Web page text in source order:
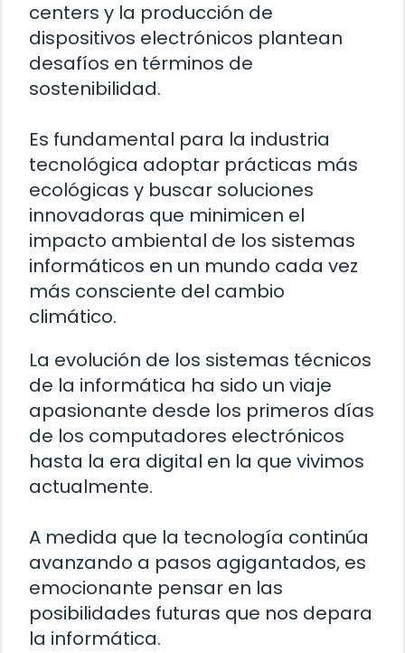
centers y la producción de
dispositivos electrónicos plantean
desafíos en términos de
sostenibilidad.
Es fundamental para la industria
tecnológica adoptar prácticas más
ecológicas y buscar soluciones
innovadoras que minimicen el
impacto ambiental de los sistemas
informáticos en un mundo cada vez
más consciente del cambio
climático.
La evolución de los sistemas técnicos
de la informática ha sido un viaje
apasionante desde los primeros días
de los computadores electrónicos
hasta la era digital en la que vivimos
actualmente.
A medida que la tecnología continúa
avanzando a pasos agigantados, es
emocionante pensar en las
posibilidades futuras que nos depara
la informática.